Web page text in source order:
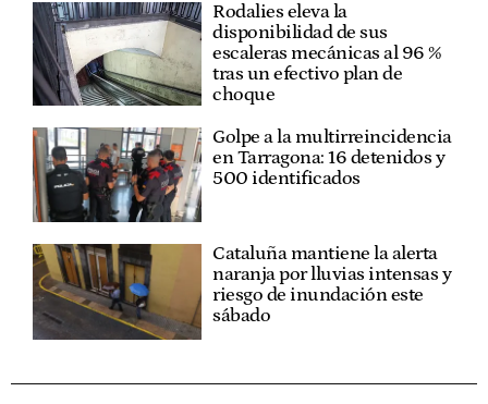
Rodalies eleva la
disponibilidad de sus
escaleras mecánicas al 96 %
tras un efectivo plan de
choque
Golpe a la multirreincidencia
en Tarragona: 16 detenidos y
500 identificados
Cataluña mantiene la alerta
naranja por lluvias intensas y
riesgo de inundación este
sábado